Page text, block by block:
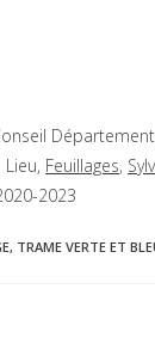
Feuillages,
2023
, TRAME VERTE ET